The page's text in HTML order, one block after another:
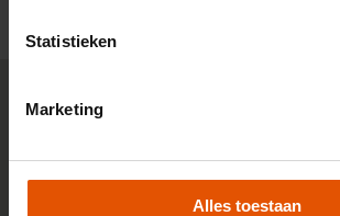
Statistieken
Marketing
Alles toestaan